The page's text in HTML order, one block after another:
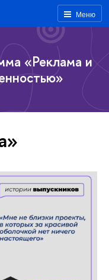
Меню
«Реклама и